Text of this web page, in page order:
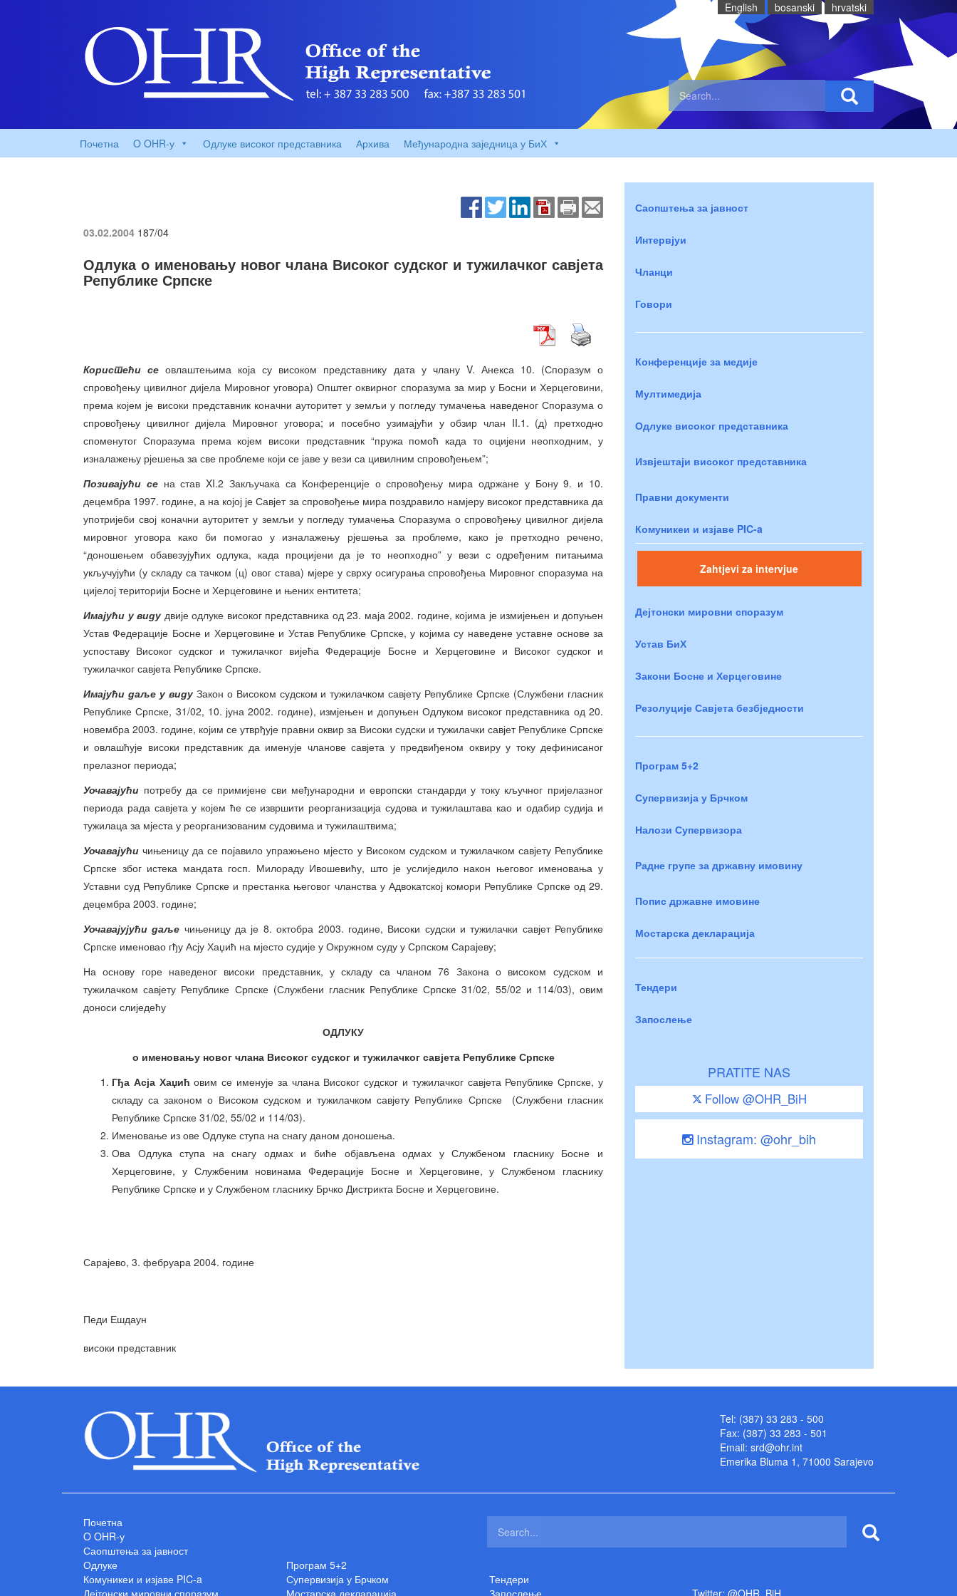
English bosanski hrvatski
Почетна O OHR-у Одлуке високог представника Архива Међународна заједница у БиХ
03.02.2004 187/04
Одлука о именовању новог члана Високог судског и тужилачког савјета
Републике Српске
Користећи сеовлаштењима која су високом представнику дата у члану V. Анекса 10. (Споразум о
спровођењу цивилног дијела Мировног уговора) Општег оквирног споразума за мир у Босни и Херцеговини,
према којем је високи представник коначни ауторитет у земљи у погледу тумачења наведеног Споразума о
спровођењу цивилног дијела Мировног уговора; и посебно узимајући у обзир члан II.1. (д) претходно
споменутог Споразума према којем високи представник “пружа помоћ када то оцијени неопходним, у
изналажењу рјешења за све проблеме који се јаве у вези са цивилним спровођењем”;
Позивајући се на став XI.2 Закључака са Конференције о спровођењу мира одржане у Бону 9. и 10.
децембра 1997. године, а на којој је Савјет за спровођење мира поздравило намјеру високог представника да
употријеби свој коначни ауторитет у земљи у погледу тумачења Споразума о спровођењу цивилног дијела
мировног уговора како би помогао у изналажењу рјешења за проблеме, како је претходно речено,
“доношењем обавезујућих одлука, када процијени да је то неопходно” у вези с одређеним питањима
укључујући (у складу са тачком (ц) овог става) мјере у сврху осигурања спровођења Мировног споразума на
цијелој територији Босне и Херцеговине и њених ентитета;
Имајући у виду двије одлуке високог представника од 23. маја 2002. године, којима је измијењен и допуњен
Устав Федерације Босне и Херцеговине и Устав Републике Српске, у којима су наведене уставне основе за
успоставу Високог судског и тужилачког вијећа Федерације Босне и Херцеговине и Високог судског и
тужилачког савјета Републике Српске.
Имајући даље у виду Закон о Високом судском и тужилачком савјету Републике Српске (Службени гласник
Републике Српске, 31/02, 10. јуна 2002. године), измјењен и допуњен Одлуком високог представника од 20.
новембра 2003. године, којим се утврђује правни оквир за Високи судски и тужилачки савјет Републике Српске
и овлашћује високи представник да именује чланове савјета у предвиђеном оквиру у току дефинисаног
прелазног периода;
Уочавајући потребу да се примијене сви међународни и европски стандарди у току кључног пријелазног
периода рада савјета у којем ће се извршити реорганизација судова и тужилаштава као и одабир судија и
тужилаца за мјеста у реорганизованим судовима и тужилаштвима;
Уочавајући чињеницу да се појавило упражњено мјесто у Високом судском и тужилачком савјету Републике
Српске због истека мандата госп. Милораду Ивошевићу, што је услиједило након његовог именовања у
Уставни суд Републике Српске и престанка његовог чланства у Адвокатској комори Републике Српске од 29.
децембра 2003. године;
Уочавајујући даље чињеницу да је 8. октобра 2003. године, Високи судски и тужилачки савјет Републике
Српске именовао гђу Асју Хаџић на мјесто судије у Окружном суду у Српском Сарајеву;
На основу горе наведеног високи представник, у складу са чланом 76 Закона о високом судском и
тужилачком савјету Републике Српске (Службени гласник Републике Српске 31/02, 55/02 и 114/03), овим
доноси слиједећу
ОДЛУКУ
о именовању новог члана Високог судског и тужилачког савјета Републике Српске
Гђа Асја Хаџић овим се именује за члана Високог судског и тужилачког савјета Републике Српске, у
складу са законом о Високом судском и тужилачком савјету Републике Српске (Службени гласник
Републике Српске 31/02, 55/02 и 114/03).
Именовање из ове Одлуке ступа на снагу даном доношења.
Ова Одлука ступа на снагу одмах и биће објављена одмах у Службеном гласнику Босне и
Херцеговине, у Службеним новинама Федерације Босне и Херцеговине, у Службеном гласнику
Републике Српске и у Службеном гласнику Брчко Дистрикта Босне и Херцеговине.
Сарајево, 3. фебруара 2004. године
Педи Ешдаун
високи представник
Саопштења за јавност
Интервјуи
Чланци
Говори
Конференције за медије
Мултимедија
Одлуке високог представника
Извјештаји високог представника
Правни документи
Комуникеи и изјаве PIC-a
Zahtjevi za intervjue
Дејтонски мировни споразум
Устав БиХ
Закони Босне и Херцеговине
Резолуције Савјета безбједности
Програм 5+2
Супервизија у Брчком
Налози Супервизора
Радне групе за државну имовину
Попис државне имовине
Мостарска декларација
Тендери
Запослење
PRATITE NAS
Follow @OHR_BiH
Instagram: @ohr_bih
Tel: (387) 33 283 - 500
Fax: (387) 33 283 - 501
Email: srd@ohr.int
Emerika Bluma 1, 71000 Sarajevo
Почетна
O OHR-у
Саопштења за јавност
Одлуке
Комуникеи и изјаве PIC-a
Дејтонски мировни споразум
Програм 5+2
Супервизија у Брчком
Мостарска декларација
Тендери
Запослење
Twitter: @OHR_BiH